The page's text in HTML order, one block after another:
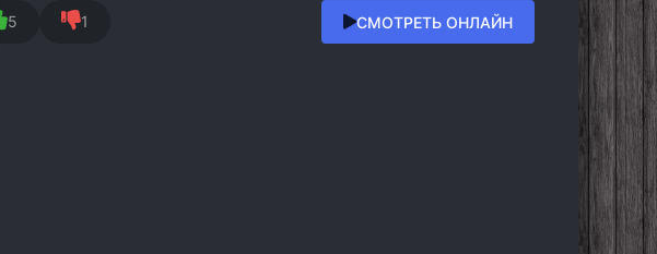
5 1 СМОТРЕТЬ ОНЛАЙН